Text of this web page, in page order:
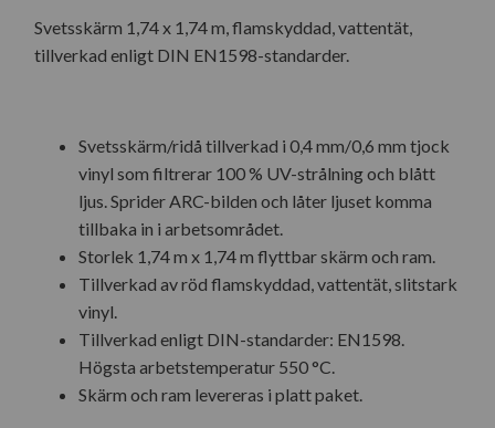
Svetsskärm 1,74 x 1,74 m, flamskyddad, vattentät,
tillverkad enligt DIN EN1598-standarder.
Svetsskärm/ridå tillverkad i 0,4 mm/0,6 mm tjock
vinyl som filtrerar 100 % UV-strålning och blått
ljus. Sprider ARC-bilden och låter ljuset komma
tillbaka in i arbetsområdet.
Storlek 1,74 m x 1,74 m flyttbar skärm och ram.
Tillverkad av röd flamskyddad, vattentät, slitstark
vinyl.
Tillverkad enligt DIN-standarder: EN1598.
Högsta arbetstemperatur 550 °C.
Skärm och ram levereras i platt paket.